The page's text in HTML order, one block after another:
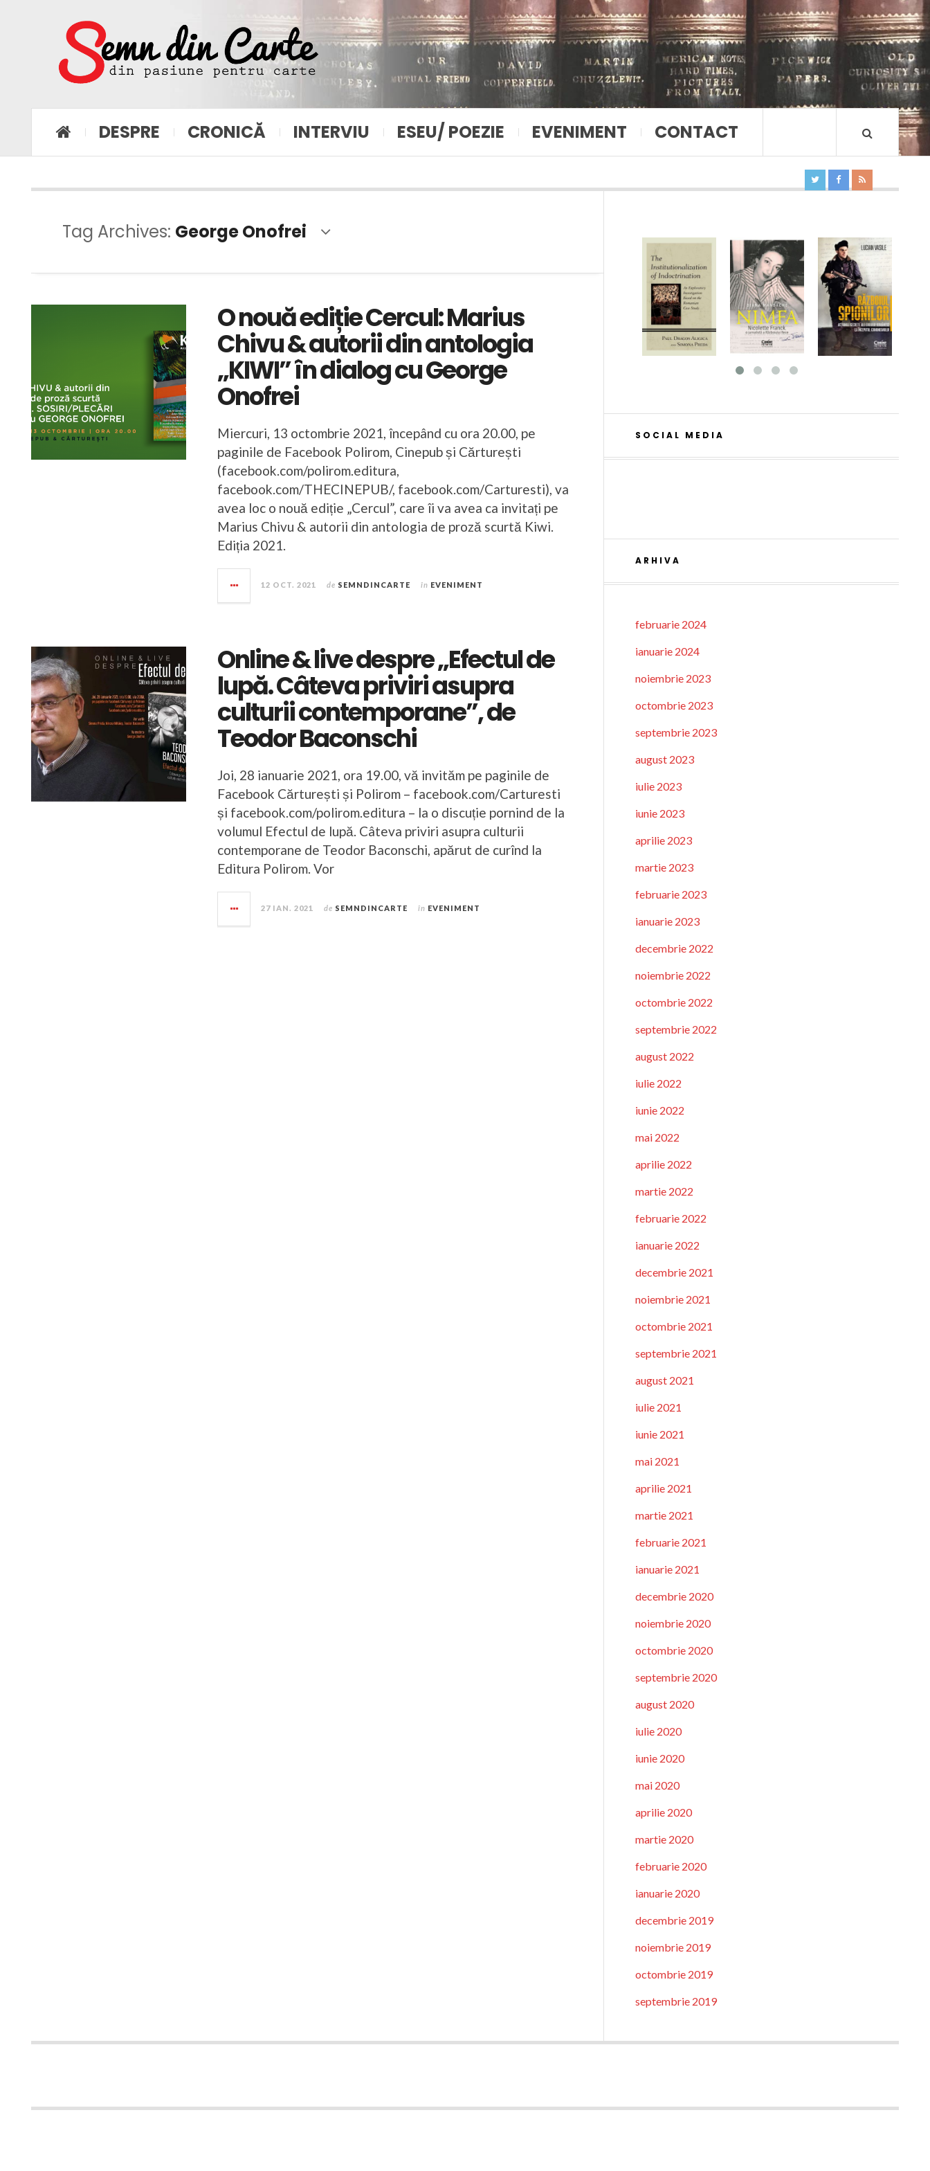
DESPRE CRONICĂ INTERVIU ESEU/ POEZIE EVENIMENT CONTACT
Tag Archives: George Onofrei
O nouă ediție Cercul: Marius
Chivu & autorii din antologia
„KIWI” în dialog cu George
Onofrei
Miercuri, 13 octombrie 2021, începând cu ora 20.00, pe
paginile de Facebook Polirom, Cinepub și Cărturești
(facebook.com/polirom.editura,
facebook.com/THECINEPUB/, facebook.com/Carturesti), va
avea loc o nouă ediție „Cercul”, care îi va avea ca invitați pe
Marius Chivu & autorii din antologia de proză scurtă Kiwi.
Ediția 2021.
12 OCT. 2021 de SEMNDINCARTE în EVENIMENT
Online & live despre „Efectul de
lupă. Câteva priviri asupra
culturii contemporane”, de
Teodor Baconschi
Joi, 28 ianuarie 2021, ora 19.00, vă invităm pe paginile de
Facebook Cărturești și Polirom – facebook.com/Carturesti
și facebook.com/polirom.editura – la o discuție pornind de la
volumul Efectul de lupă. Câteva priviri asupra culturii
contemporane de Teodor Baconschi, apărut de curînd la
Editura Polirom. Vor
27 IAN. 2021 de SEMNDINCARTE în EVENIMENT
SOCIAL MEDIA
ARHIVA
februarie 2024
ianuarie 2024
noiembrie 2023
octombrie 2023
septembrie 2023
august 2023
iulie 2023
iunie 2023
aprilie 2023
martie 2023
februarie 2023
ianuarie 2023
decembrie 2022
noiembrie 2022
octombrie 2022
septembrie 2022
august 2022
iulie 2022
iunie 2022
mai 2022
aprilie 2022
martie 2022
februarie 2022
ianuarie 2022
decembrie 2021
noiembrie 2021
octombrie 2021
septembrie 2021
august 2021
iulie 2021
iunie 2021
mai 2021
aprilie 2021
martie 2021
februarie 2021
ianuarie 2021
decembrie 2020
noiembrie 2020
octombrie 2020
septembrie 2020
august 2020
iulie 2020
iunie 2020
mai 2020
aprilie 2020
martie 2020
februarie 2020
ianuarie 2020
decembrie 2019
noiembrie 2019
octombrie 2019
septembrie 2019